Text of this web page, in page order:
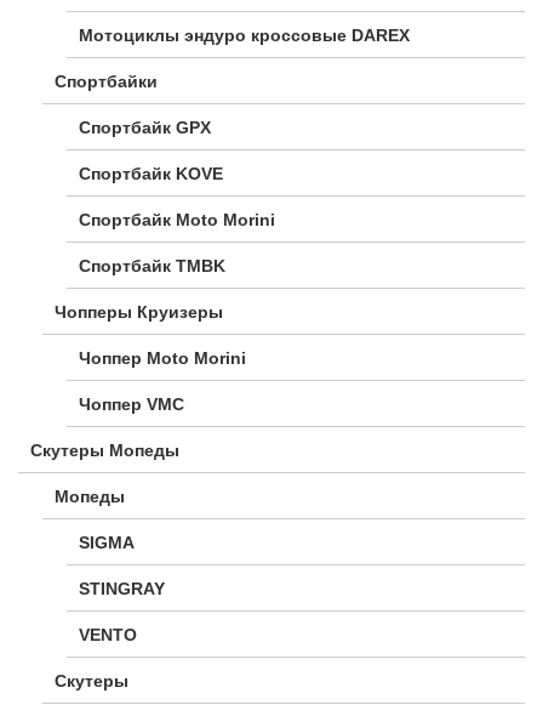
Мотоциклы эндуро кроссовые DAREX
Спортбайки
Спортбайк GPX
Спортбайк KOVE
Спортбайк Moto Morini
Спортбайк TMBK
Чопперы Круизеры
Чоппер Moto Morini
Чоппер VMC
Скутеры Мопеды
Мопеды
SIGMA
STINGRAY
VENTO
Скутеры